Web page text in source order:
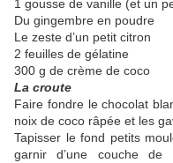
1 gousse de vanille (et un
Du gingembre en poudre
Le zeste d’un petit citron
2 feuilles de gélatine
300 g de crème de coco
La croute
Faire fondre le chocolat
noix de coco râpée et les
Tapisser le fond petits
garnir d’une couche de